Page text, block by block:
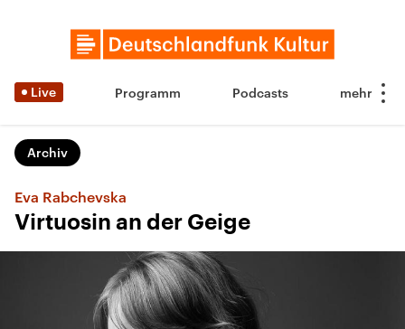
Live Programm Podcasts
Archiv
Eva Rabchevska
Virtuosin an der Geige